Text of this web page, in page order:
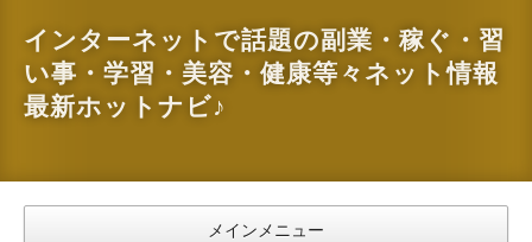
インターネットで話題の副業・稼ぐ・習
い事・学習・美容・健康等々ネット情報
最新ホットナビ♪
メインメニュー